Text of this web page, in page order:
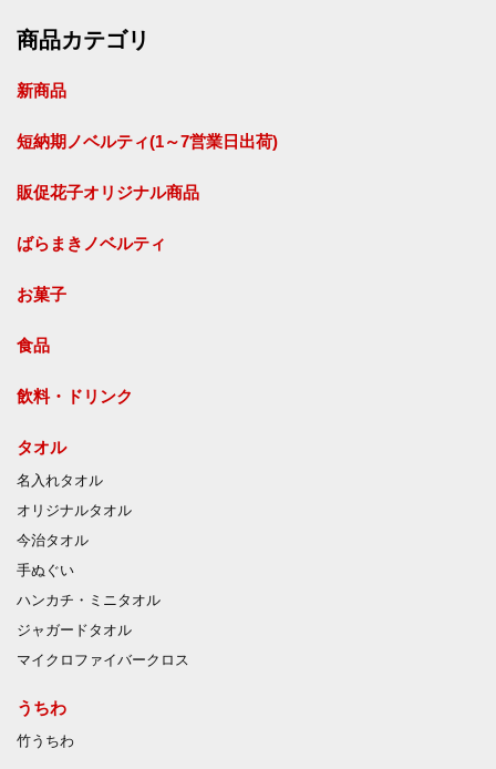
商品カテゴリ
新商品
短納期ノベルティ(1～7営業日出荷)
販促花子オリジナル商品
ばらまきノベルティ
お菓子
食品
飲料・ドリンク
タオル
名入れタオル
オリジナルタオル
今治タオル
手ぬぐい
ハンカチ・ミニタオル
ジャガードタオル
マイクロファイバークロス
うちわ
竹うちわ